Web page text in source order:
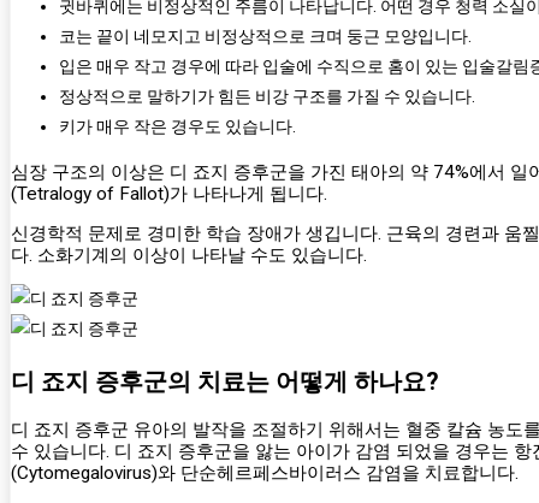
귓바퀴에는 비정상적인 주름이 나타납니다. 어떤 경우 청력 소실
코는 끝이 네모지고 비정상적으로 크며 둥근 모양입니다.
입은 매우 작고 경우에 따라 입술에 수직으로 홈이 있는 입술갈
정상적으로 말하기가 힘든 비강 구조를 가질 수 있습니다.
키가 매우 작은 경우도 있습니다.
심장 구조의 이상은 디 죠지 증후군을 가진 태아의 약 74%에서
(Tetralogy of Fallot)가 나타나게 됩니다.
신경학적 문제로 경미한 학습 장애가 생깁니다. 근육의 경련과 움
다. 소화기계의 이상이 나타날 수도 있습니다.
디 죠지 증후군의 치료는 어떻게 하나요?
디 죠지 증후군 유아의 발작을 조절하기 위해서는 혈중 칼슘 농
수 있습니다. 디 죠지 증후군을 앓는 아이가 감염 되었을 경우는
(Cytomegalovirus)와 단순헤르페스바이러스 감염을 치료합니다.